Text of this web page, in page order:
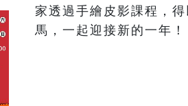
家透過手繪皮影課程，